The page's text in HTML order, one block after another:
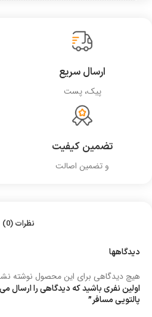
ارسال سریع
پیک، پست
تضمین کیفیت
و تضمین اصالت
نظرات (0)
دیدگاهها
هیچ دیدگاهی برای این محصول نوشته
اولین نفری باشید که دیدگاهی را ارسال
پالتویی مسافر”